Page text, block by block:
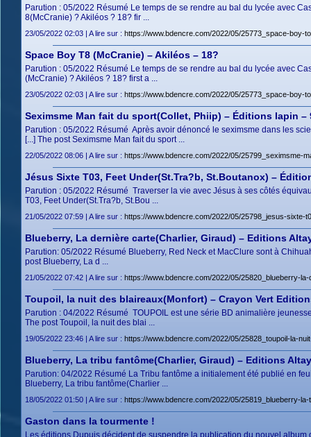
Parution : 05/2022 Résumé Le temps de se rendre au bal du lycée avec
8(McCranie) ? Akiléos ? 18? fir ...
23/05/2022 02:03 | A lire sur : https://www.bdencre.com/2022/05/25773_space-boy-
Space Boy T8 (McCranie) – Akiléos – 18?
Parution : 05/2022 Résumé Le temps de se rendre au bal du lycée avec
(McCranie) ? Akiléos ? 18? first a ...
23/05/2022 02:03 | A lire sur : https://www.bdencre.com/2022/05/25773_space-boy-
Seximsme Man fait du sport(Collet, Phiip) – Éditions lapin –
Parution : 05/2022 Résumé Après avoir dénoncé le seximsme dans les
[...] The post Seximsme Man fait du sport ...
22/05/2022 08:06 | A lire sur : https://www.bdencre.com/2022/05/25799_seximsme-
Jésus Sixte T03, Feet Under(St.Tra?b, St.Boutanox) –
Parution : 05/2022 Résumé Traverser la vie avec Jésus à ses côtés
T03, Feet Under(St.Tra?b, St.Bou ...
21/05/2022 07:59 | A lire sur : https://www.bdencre.com/2022/05/25798_jesus-sixte-
Blueberry, La dernière carte(Charlier, Giraud) – Editions
Parution: 05/2022 Résumé Blueberry, Red Neck et MacClure sont à
post Blueberry, La d ...
21/05/2022 07:42 | A lire sur : https://www.bdencre.com/2022/05/25820_blueberry-
Toupoil, la nuit des blaireaux(Monfort) – Crayon Vert
Parution : 04/2022 Résumé TOUPOIL est une série BD animalière
The post Toupoil, la nuit des blai ...
19/05/2022 23:46 | A lire sur : https://www.bdencre.com/2022/05/25828_toupoil-la-
Blueberry, La tribu fantôme(Charlier, Giraud) – Editions
Parution: 04/2022 Résumé La Tribu fantôme a initialement été publié en
Blueberry, La tribu fantôme(Charlier ...
18/05/2022 01:50 | A lire sur : https://www.bdencre.com/2022/05/25819_blueberry-
Gaston dans la tourmente !
Les éditions Dupuis décident de suspendre la publication du nouvel